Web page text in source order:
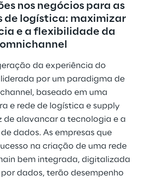
nos negócios para as
de logística: maximizar
e a flexibilidade da
da experiência do
por um paradigma de
baseado em uma
e rede de logística e supply
de alavancar a tecnologia e a
dados. As empresas que
na criação de uma rede
bem integrada, digitalizada
dados, terão desempenho